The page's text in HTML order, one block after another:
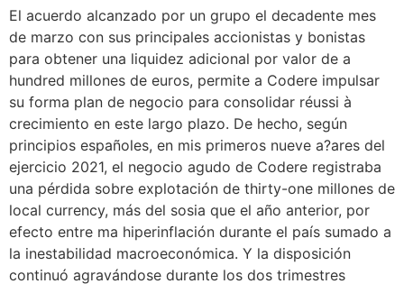
El acuerdo alcanzado por un grupo el decadente mes
de marzo con sus principales accionistas y bonistas
para obtener una liquidez adicional por valor de a
hundred millones de euros, permite a Codere impulsar
su forma plan de negocio para consolidar réussi à
crecimiento en este largo plazo. De hecho, según
principios españoles, en mis primeros nueve a?ares del
ejercicio 2021, el negocio agudo de Codere registraba
una pérdida sobre explotación de thirty-one millones de
local currency, más del sosia que el año anterior, por
efecto entre ma hiperinflación durante el país sumado a
la inestabilidad macroeconómica. Y la disposición
continuó agravándose durante los dos trimestres